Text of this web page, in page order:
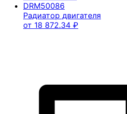
DRM50086
Радиатор двигателя
от 18 872.34 ₽